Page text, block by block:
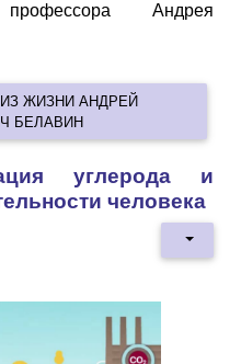
Андрея
ЖИЗНИ АНДРЕЙ
БЕЛАВИН
углерода и
человека